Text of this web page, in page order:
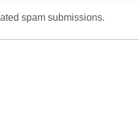
spam submissions.